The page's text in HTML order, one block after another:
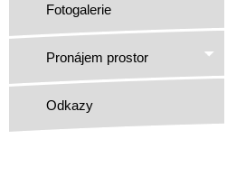
Fotogalerie
Pronájem prostor
Odkazy